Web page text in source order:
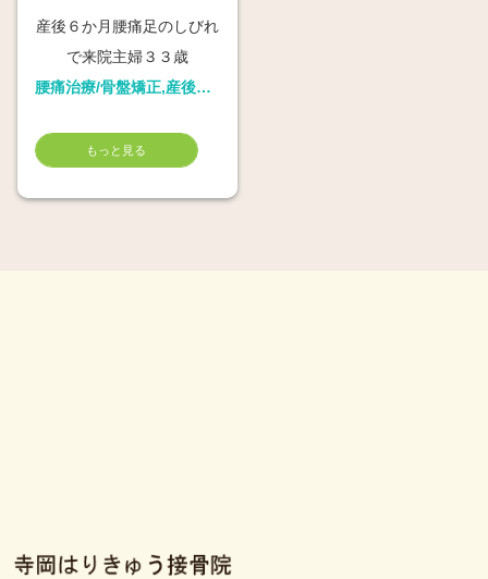
産後６か月腰痛足のしびれ
で来院主婦３３歳
腰痛治療/骨盤矯正,産後骨盤矯正
もっと見る